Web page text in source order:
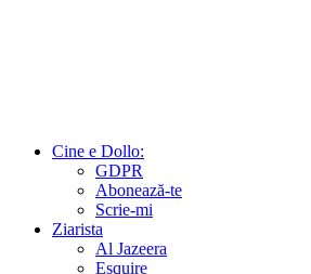
Cine e Dollo:
GDPR
Abonează-te
Scrie-mi
Ziarista
Al Jazeera
Esquire